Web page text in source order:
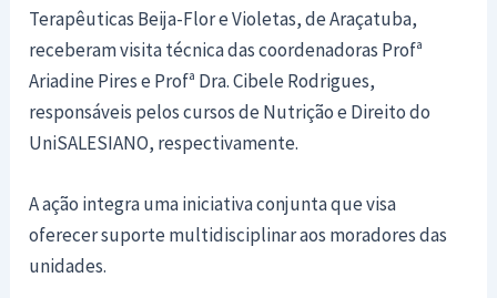
Terapêuticas Beija-Flor e Violetas, de Araçatuba,
receberam visita técnica das coordenadoras Profª
Ariadine Pires e Profª Dra. Cibele Rodrigues,
responsáveis pelos cursos de Nutrição e Direito do
UniSALESIANO, respectivamente.
A ação integra uma iniciativa conjunta que visa
oferecer suporte multidisciplinar aos moradores das
unidades.